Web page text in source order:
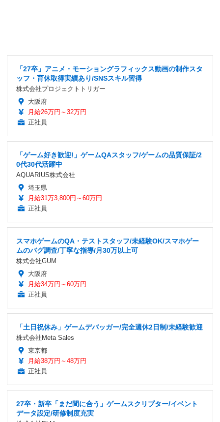
「27卒」アニメ・モーショングラフィックス動画の制作スタ
ッフ・育休取得実績あり/SNSスキル習得
株式会社プロジェクトトリガー
大阪府
月給26万円～32万円
正社員
「ゲーム好き歓迎!」ゲームQAスタッフ/ゲームの品質保証/2
0代30代活躍中
AQUARIUS株式会社
埼玉県
月給31万3,800円～60万円
正社員
スマホゲームのQA・テストスタッフ/未経験OK/スマホゲー
ムのバグ調査/丁寧な指導/月30万以上可
株式会社GUM
大阪府
月給34万円～60万円
正社員
「土日祝休み」ゲームデバッガー/完全週休2日制/未経験歓迎
株式会社Meta Sales
東京都
月給38万円～48万円
正社員
27卒・新卒「まだ間に合う」ゲームスクリプター/イベント
データ設定/研修制度充実